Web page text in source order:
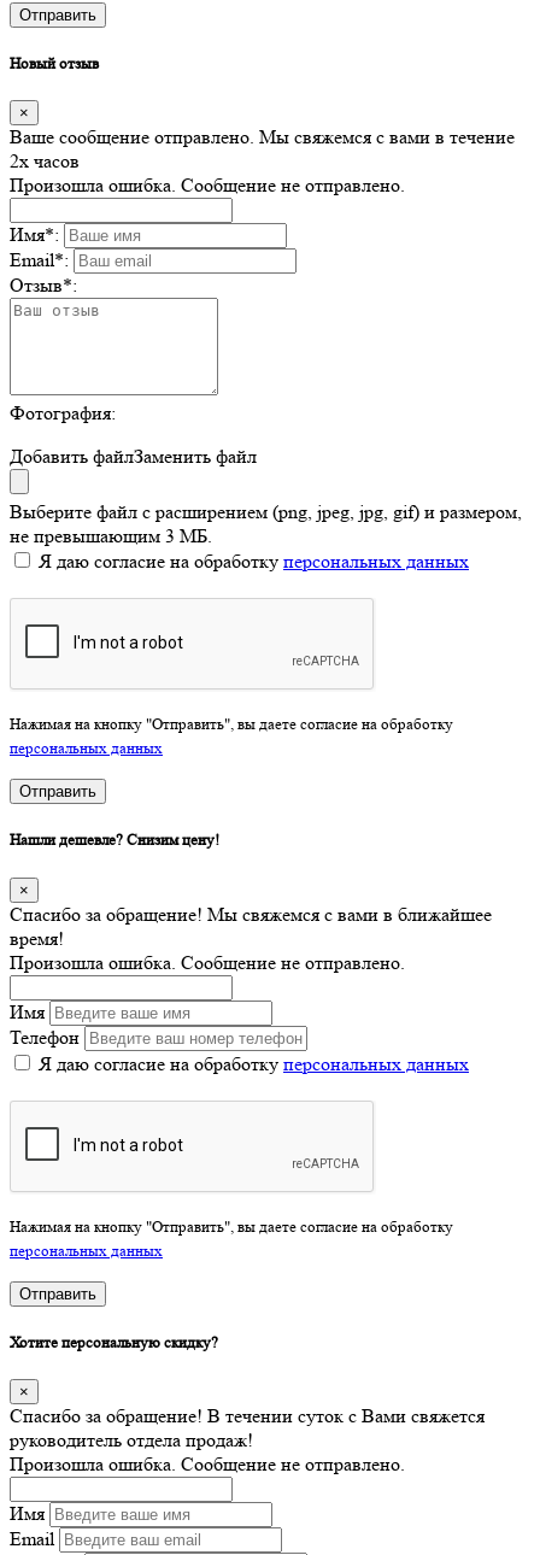
Отправить
Новый отзыв
×
Ваше сообщение отправлено. Мы свяжемся с вами в течение
2х часов
Произошла ошибка. Сообщение не отправлено.
Имя*:
Email*:
Отзыв*:
Фотография:
Добавить файлЗаменить файл
Выберите файл с расширением (png, jpeg, jpg, gif) и размером,
не превышающим 3 МБ.
Я даю согласие на обработку персональных данных
Нажимая на кнопку "Отправить", вы даете согласие на обработку
персональных данных
Отправить
Нашли дешевле? Снизим цену!
×
Спасибо за обращение! Мы свяжемся с вами в ближайшее
время!
Произошла ошибка. Сообщение не отправлено.
Имя
Телефон
Я даю согласие на обработку персональных данных
Нажимая на кнопку "Отправить", вы даете согласие на обработку
персональных данных
Отправить
Хотите персональную скидку?
×
Спасибо за обращение! В течении суток с Вами свяжется
руководитель отдела продаж!
Произошла ошибка. Сообщение не отправлено.
Имя
Email